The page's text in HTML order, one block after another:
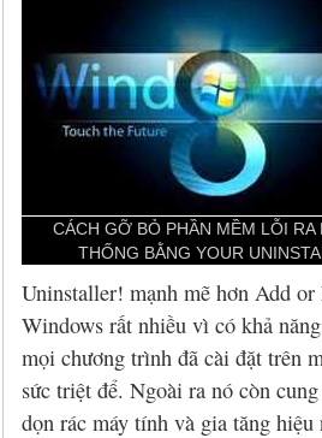
Đặt mua
Liên hệ
Eset NOD32 2027
Panda 2026, 2027
Sucuri Website Scanner
Bkav Heartbleed Scanner
Cứu dữ liệu bị virus mã hóa
Diệt virus mã hóa dữ liệu
Đặt mua Eset
Đặt mua Panda
Đặt mua BullGuard
Đặt mua F-Secure
Đặt mua G DATA
Đặt mua Malwarebytes
Đặt mua Symantec
Chính sách bảo mật
Thông tin về BB.Com.Vn
CÁCH GỠ BỎ PHẦN MỀM LỖI RA
THỐNG BẰNG YOUR
Uninstaller! mạnh mẽ hơn Add or
Windows rất nhiều vì có khả
mọi chương trình đã cài đặt trên
sức triệt để. Ngoài ra nó còn
dọn rác máy tính và gia tăng hiệu